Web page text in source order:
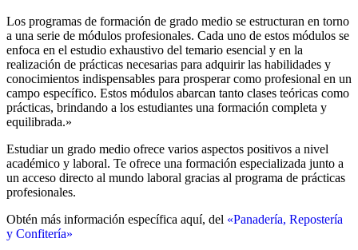
Los programas de formación de grado medio se estructuran en torno
a una serie de módulos profesionales. Cada uno de estos módulos se
enfoca en el estudio exhaustivo del temario esencial y en la
realización de prácticas necesarias para adquirir las habilidades y
conocimientos indispensables para prosperar como profesional en un
campo específico. Estos módulos abarcan tanto clases teóricas como
prácticas, brindando a los estudiantes una formación completa y
equilibrada.»
Estudiar un grado medio ofrece varios aspectos positivos a nivel
académico y laboral. Te ofrece una formación especializada junto a
un acceso directo al mundo laboral gracias al programa de prácticas
profesionales.
Obtén más información específica aquí, del «Panadería, Repostería
y Confitería»